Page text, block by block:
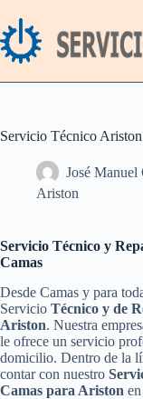
al
contenido
Servicio Técnico
José Manuel
Ariston
Servicio Técnico y
Camas
Desde Camas y para
Servicio Técnico y de
Ariston. Nuestra
le ofrece un servicio
domicilio. Dentro de la
contar con nuestro
Camas para Ariston